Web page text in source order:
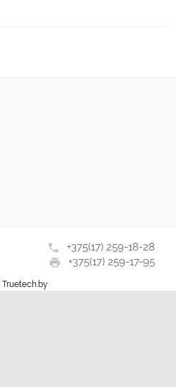
phone
+375(17) 259-18-28
print
+375(17) 259-17-95
Truetech.by